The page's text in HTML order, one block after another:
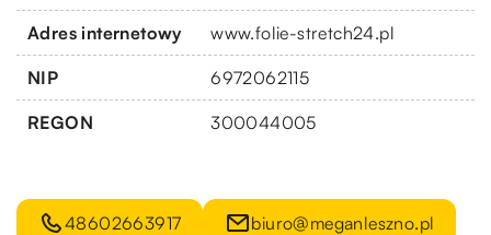
Adres internetowy www.folie-stretch24.pl
NIP 6972062115
REGON 300044005
48602663917 biuro@meganleszno.pl